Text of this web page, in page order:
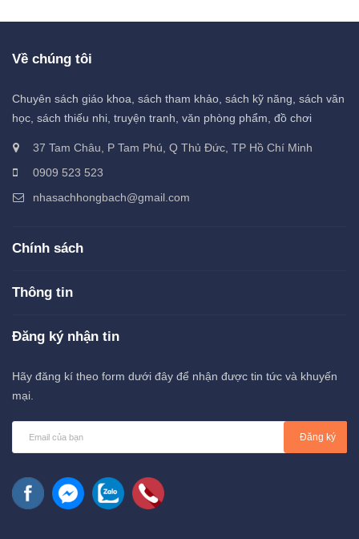
Về chúng tôi
Chuyên sách giáo khoa, sách tham khảo, sách kỹ năng, sách văn
học, sách thiếu nhi, truyện tranh, văn phòng phẩm, đồ chơi
37 Tam Châu, P Tam Phú, Q Thủ Đức, TP Hồ Chí Minh
0909 523 523
nhasachhongbach@gmail.com
Chính sách
Thông tin
Đăng ký nhận tin
Hãy đăng kí theo form dưới đây để nhận được tin tức và khuyến
mại.
Đăng ký